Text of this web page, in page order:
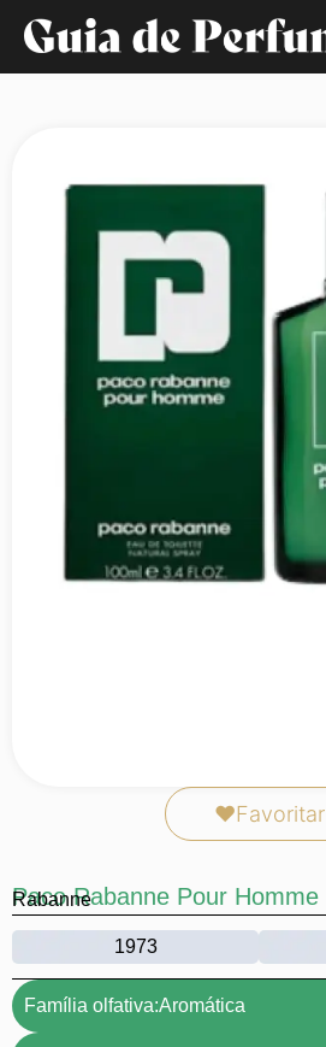
❤Favoritar
Paco Rabanne Pour Homme
Rabanne
1973
Família olfativa:Aromática